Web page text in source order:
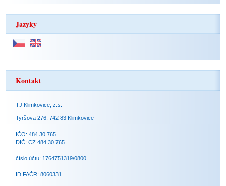
Jazyky
Kontakt
TJ Klimkovice, z.s.
Tyršova 276, 742 83 Klimkovice
IČO: 484 30 765
DIČ: CZ 484 30 765
číslo účtu: 1764751319/0800
ID FAČR: 8060331